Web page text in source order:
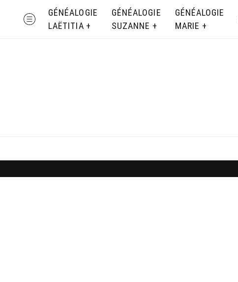
MENU
GÉNÉALOGIE
LAËTITIA
GÉNÉALOGIE
SUZANNE
GÉNÉALOGIE
MARIE